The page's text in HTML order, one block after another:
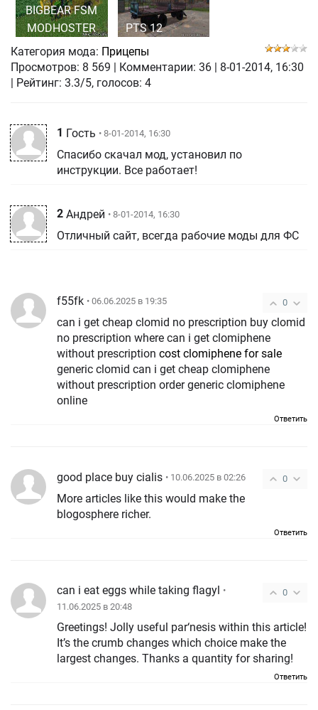
BIGBEAR FSM
MODHOSTER
PTS 12
Категория мода: Прицепы
Просмотров: 8 569 Комментарии: 36
8-01-2014, 16:30
| Рейтинг: 3.3/5, голосов: 4
1 Гость • 8-01-2014, 16:30
Спасибо скачал мод, установил по
инструкции. Все работает!
2 Андрей • 8-01-2014, 16:30
Отличный сайт, всегда рабочие моды для ФС
0
f55fk • 06.06.2025 в 19:35
can i get cheap clomid no prescription buy clomid
no prescription where can i get clomiphene
without prescription cost clomiphene for sale
generic clomid can i get cheap clomiphene
without prescription order generic clomiphene
online
Ответить
0
good place buy cialis • 10.06.2025 в 02:26
More articles like this would make the
blogosphere richer.
Ответить
0
can i eat eggs while taking flagyl •
11.06.2025 в 20:48
Greetings! Jolly useful par‘nesis within this article!
It’s the crumb changes which choice make the
largest changes. Thanks a quantity for sharing!
Ответить